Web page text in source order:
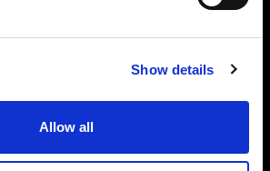
Show details
Allow all
サイトにアクセス